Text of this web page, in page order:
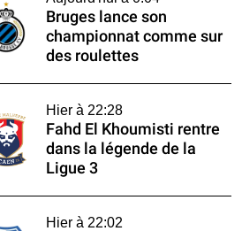
Bruges lance son
championnat comme sur
des roulettes
Hier à 22:28
Fahd El Khoumisti rentre
dans la légende de la
Ligue 3
Hier à 22:02